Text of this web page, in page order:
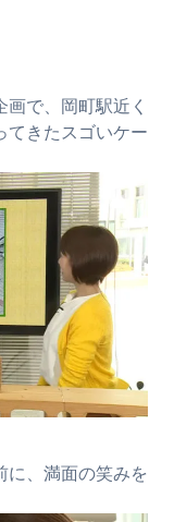
で、岡町駅近く
てきたスゴいケー
に、満面の笑みを